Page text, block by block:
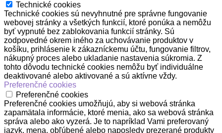
Technické cookies
Technické cookies sú nevyhnutné pre správne fungovanie
webovej stránky a všetkých funkcií, ktoré ponúka a nemôžu
byť vypnuté bez zablokovania funkcií stránky. Sú
zodpovedné okrem iného za uchovávanie produktov v
košíku, prihlásenie k zákazníckemu účtu, fungovanie filtrov,
nákupný proces alebo ukladanie nastavenia súkromia. Z
tohto dôvodu technické cookies nemôžu byť individuálne
deaktivované alebo aktivované a sú aktívne vždy.
Preferenčné cookies
Preferenčné cookies
Preferenčné cookies umožňujú, aby si webová stránka
zapamätala informácie, ktoré menia, ako sa webová stránka
správa alebo ako vyzerá. Je to napríklad Vami preferovaný
jazyk, mena, obľúbené alebo naposledy prezerané produkty